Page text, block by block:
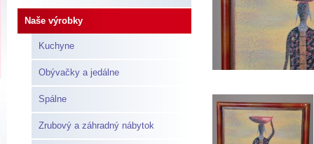
Naše výrobky
Kuchyne
Obývačky a jedálne
Spálne
Zrubový a záhradný nábytok